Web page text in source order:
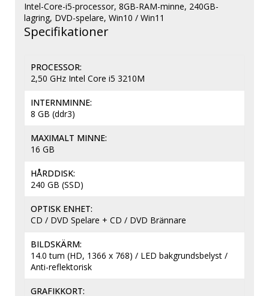
Intel-Core-i5-processor, 8GB-RAM-minne, 240GB-
lagring, DVD-spelare, Win10 / Win11
PROCESSOR
2,50 GHz Intel Core i5 3210M
INTERNMINNE
8 GB (ddr3)
MAXIMALT MINNE
16 GB
HÅRDDISK
240 GB (SSD)
OPTISK ENHET
CD / DVD Spelare + CD / DVD Brännare
BILDSKÄRM
14.0 tum (HD, 1366 x 768) / LED bakgrundsbelyst /
Anti-reflektorisk
GRAFIKKORT